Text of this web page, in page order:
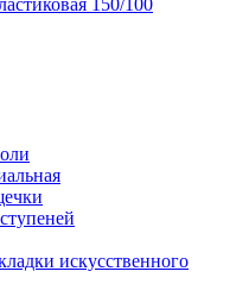
150/100
искусственного